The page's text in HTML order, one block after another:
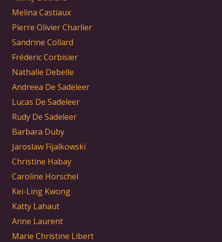
Melina Castiaux
Pierre Olivier Charlier
Sandrine Collard
Fréderic Corbisier
Nathalie Debelle
Andreea De Sadeleer
Lucas De Sadeleer
Rudy De Sadeleer
Barbara Duby
Jaroslaw Fijalkowski
Christine Habay
Caroline Horschel
Kei-Ling Kwong
Katty Lahaut
Anne Laurent
Marie Christine Libert